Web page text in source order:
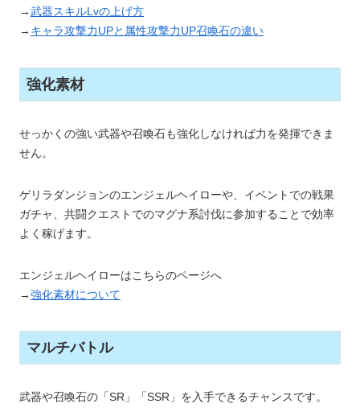
→武器スキルLvの上げ方
→ キャラ攻撃力UPと属性攻撃力UP召喚石の違い
強化素材
せっかくの強い武器や召喚石も強化しなければ力を発揮できま
せん。
ゲリラダンジョンのエンジェルヘイローや、イベントでの戦果
ガチャ、共闘クエストでのマグナ系討伐に参加することで効率
よく稼げます。
エンジェルヘイローはこちらのページへ
→強化素材について
マルチバトル
武器や召喚石の「SR」「SSR」を入手できるチャンスです。